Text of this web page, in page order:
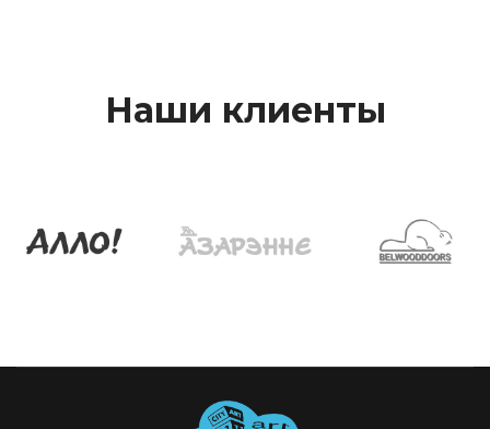
Наши клиенты